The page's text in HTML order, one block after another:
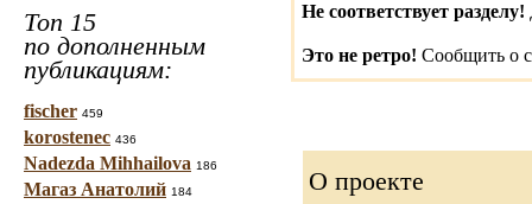
Топ 15
по дополненным
публикациям:
fischer 459
korostenec 436
Nadezda Mihhailova 186
Магаз Анатолий 184
Не соответствует разделу!
Это не ретро! Сообщить о
О проекте